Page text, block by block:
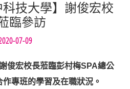
技大學】謝俊宏校
臨參訪
07-09
俊宏校長蒞臨彭村梅SPA總公
專班的學習及在職狀況。